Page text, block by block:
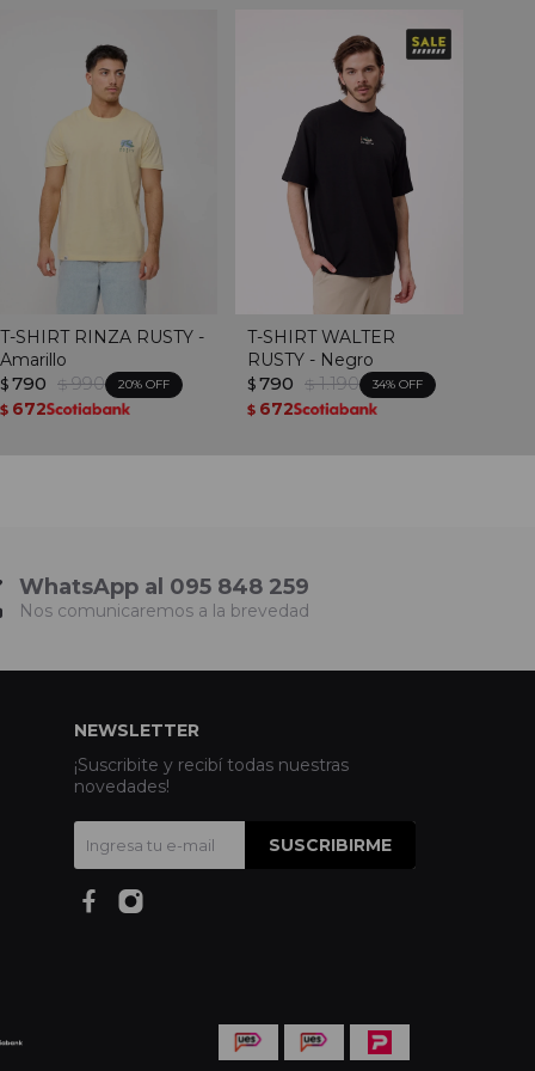
T-SHIRT RINZA RUSTY -
Amarillo
$ 790 $ 990 20
$ 672
T-SHIRT WALTER
RUSTY - Negro
$ 790 $ 1.190 34
$ 672
WhatsApp al 095 848 259
Nos comunicaremos a la brevedad
NEWSLETTER
¡Suscribite y recibí todas nuestras
novedades!
SUSCRIBIRME